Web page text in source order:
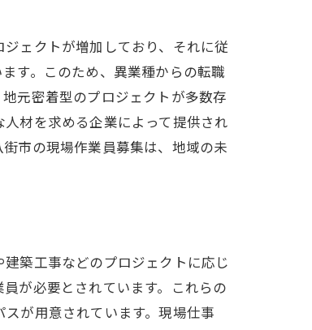
ェクトが増加しており、それに従
す。このため、異業種からの転職
元密着型のプロジェクトが多数存
材を求める企業によって提供され
市の現場作業員募集は、地域の未
築工事などのプロジェクトに応じ
が必要とされています。これらの
が用意されています。現場仕事